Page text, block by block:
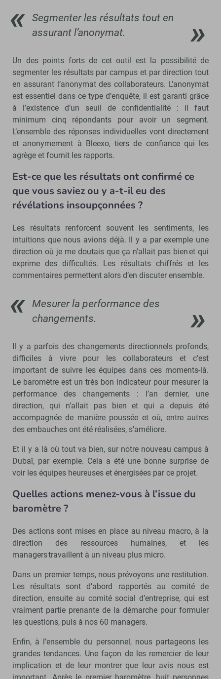
Segmenter les résultats tout en
assurant l’anonymat.
Un des points forts de cet outil est la possibilité de
segmenter les résultats par campus et par direction tout
en assurant l’anonymat des collaborateurs. L’anonymat
est essentiel dans ce type d’enquête, il est garanti grâce
à l’existence d’un seuil de confidentialité : il faut
minimum cinq répondants pour avoir un segment.
L’ensemble des réponses individuelles vont directement
et anonymement à Bleexo, tiers de confiance qui les
agrège et fournit les rapports.
Est-ce que les résultats ont confirmé ce
que vous saviez ou y a-t-il eu des
révélations insoupçonnées ?
Les résultats renforcent souvent les sentiments, les
intuitions que nous avions déjà. Il y a par exemple une
direction où je me doutais que ça n’allait pas bien et qui
exprime des difficultés. Les résultats chiffrés et les
commentaires permettent alors d’en discuter ensemble.
Mesurer la performance des
changements.
Il y a parfois des changements directionnels profonds,
difficiles à vivre pour les collaborateurs et c’est
important de suivre les équipes dans ces moments-là.
Le baromètre est un très bon indicateur pour mesurer la
performance des changements : l’an dernier, une
direction, qui n’allait pas bien et qui a depuis été
accompagnée de manière poussée et où, entre autres
des embauches ont été réalisées, s’améliore.
Et il y a là où tout va bien, sur notre nouveau campus à
Dubaï, par exemple. Cela a été une bonne surprise de
voir les équipes heureuses et énergisées par ce projet.
Quelles actions menez-vous à l’issue du
baromètre ?
Des actions sont mises en place au niveau macro, à la
direction des ressources humaines, et les
managers travaillent à un niveau plus micro.
Dans un premier temps, nous prévoyons une restitution.
Les résultats sont d’abord rapportés au comité de
direction, ensuite au comité social d’entreprise, qui est
vraiment partie prenante de la démarche pour formuler
les questions, puis à nos 60 managers.
Enfin, à l’ensemble du personnel, nous partageons les
grandes tendances. Une façon de les remercier de leur
implication et de leur montrer que leur avis nous est